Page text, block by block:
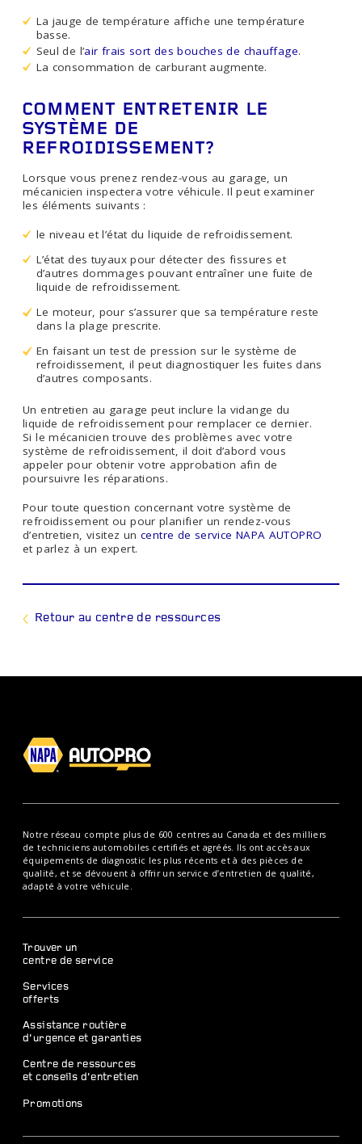
La jauge de température affiche une température
basse.
Seul de l’air frais sort des bouches de chauffage.
La consommation de carburant augmente.
COMMENT ENTRETENIR LE
SYSTÈME DE
REFROIDISSEMENT?
Lorsque vous prenez rendez-vous au garage, un
mécanicien inspectera votre véhicule. Il peut examiner
les éléments suivants :
le niveau et l’état du liquide de refroidissement.
L’état des tuyaux pour détecter des fissures et
d’autres dommages pouvant entraîner une fuite de
liquide de refroidissement.
Le moteur, pour s’assurer que sa température reste
dans la plage prescrite.
En faisant un test de pression sur le système de
refroidissement, il peut diagnostiquer les fuites dans
d’autres composants.
Un entretien au garage peut inclure la vidange du
liquide de refroidissement pour remplacer ce dernier.
Si le mécanicien trouve des problèmes avec votre
système de refroidissement, il doit d’abord vous
appeler pour obtenir votre approbation afin de
poursuivre les réparations.
Pour toute question concernant votre système de
refroidissement ou pour planifier un rendez-vous
d’entretien, visitez un centre de service NAPA AUTOPRO
et parlez à un expert.
Retour au centre de ressources
Notre réseau compte plus de 600 centres au Canada et des milliers
de techniciens automobiles certifiés et agréés. Ils ont accès aux
équipements de diagnostic les plus récents et à des pièces de
qualité, et se dévouent à offrir un service d’entretien de qualité,
adapté à votre véhicule.
Trouver un
centre de service
Services
offerts
Assistance routière
d’urgence et garanties
Centre de ressources
et conseils d’entretien
Promotions